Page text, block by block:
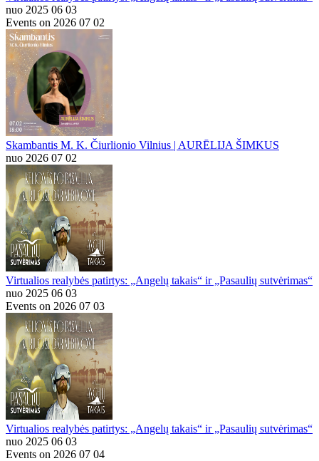
nuo 2025 06 03
Events on 2026 07 02
Skambantis M. K. Čiurlionio Vilnius | AURĒLIJA ŠIMKUS
nuo 2026 07 02
Virtualios realybės patirtys: „Angelų takais“ ir „Pasaulių sutvėrimas“
nuo 2025 06 03
Events on 2026 07 03
Virtualios realybės patirtys: „Angelų takais“ ir „Pasaulių sutvėrimas“
nuo 2025 06 03
Events on 2026 07 04